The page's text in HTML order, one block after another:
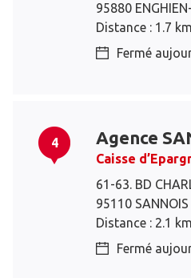
95880
Distance : 1.7 km
Fermé
4 Agence
Caisse
61-63. BD
95110 SANNOIS
Distance : 2.1 km
Fermé